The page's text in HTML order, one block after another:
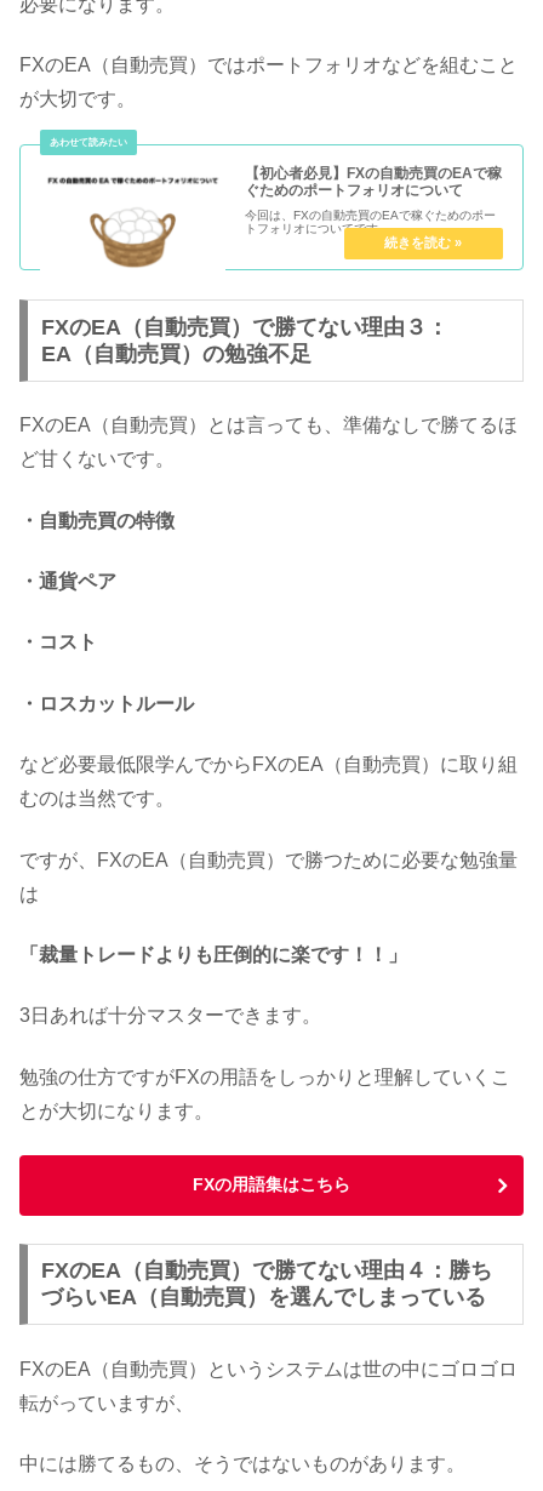
FXのEA（自動売買）ではポートフォリオなどを組むこと
が大切です。
【初心者必見】FXの自動売買のEAで稼
ぐためのポートフォリオについて
今回は、FXの自動売買のEAで稼ぐためのポー
トフォリオについてです。
FXのEA（自動売買）で勝てない理由３：
EA（自動売買）の勉強不足
FXのEA（自動売買）とは言っても、準備なしで勝てるほ
ど甘くないです。
・自動売買の特徴
・通貨ペア
・コスト
・ロスカットルール
など必要最低限学んでからFXのEA（自動売買）に取り組
むのは当然です。
ですが、FXのEA（自動売買）で勝つために必要な勉強量
は
「裁量トレードよりも圧倒的に楽です！！」
3日あれば十分マスターできます。
勉強の仕方ですがFXの用語をしっかりと理解していくこ
とが大切になります。
FXの用語集はこちら
FXのEA（自動売買）で勝てない理由４：勝ち
づらいEA（自動売買）を選んでしまっている
FXのEA（自動売買）というシステムは世の中にゴロゴロ
転がっていますが、
中には勝てるもの、そうではないものがあります。